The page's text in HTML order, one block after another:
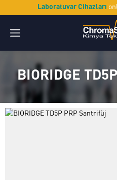
Laboratuvar Cihazları
BIORIDGE